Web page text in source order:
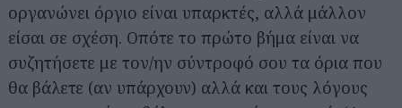
οργανώνει όργιο είναι υπαρκτές, αλλά μάλλον
είσαι σε σχέση. Οπότε το πρώτο βήμα είναι να
συζητήσετε με τον/ην σύντροφό σου τα όρια που
θα βάλετε (αν υπάρχουν) αλλά και τους λόγους